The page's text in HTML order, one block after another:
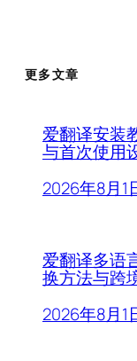
更多文章
爱翻译安装
与首次使用
2026年8月1
爱翻译多语
换方法与跨
2026年8月1